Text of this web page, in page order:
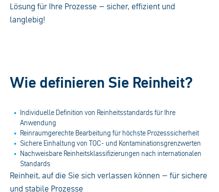
Lösung für Ihre Prozesse – sicher, effizient und
langlebig!
Wie definieren Sie Reinheit?
Individuelle Definition von Reinheitsstandards für Ihre
Anwendung
Reinraumgerechte Bearbeitung für höchste Prozesssicherheit
Sichere Einhaltung von TOC- und Kontaminationsgrenzwerten
Nachweisbare Reinheitsklassifizierungen nach internationalen
Standards
Reinheit, auf die Sie sich verlassen können – für sichere
und stabile Prozesse